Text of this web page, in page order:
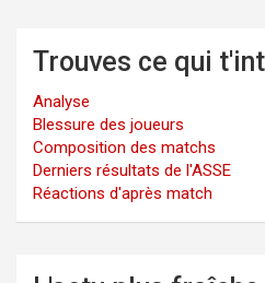
Trouves ce qui
Analyse
Blessure des joueurs
Composition des matchs
Derniers résultats de l'ASSE
Réactions d'après match